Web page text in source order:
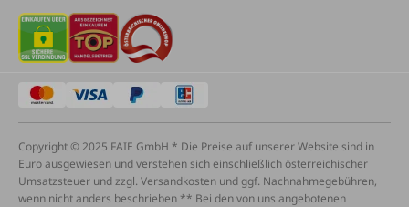
Copyright © 2025 FAIE GmbH * Die Preise auf unserer Website sind in
Euro ausgewiesen und verstehen sich einschließlich österreichischer
Umsatzsteuer und zzgl. Versandkosten und ggf. Nachnahmegebühren,
wenn nicht anders beschrieben ** Bei den von uns angebotenen